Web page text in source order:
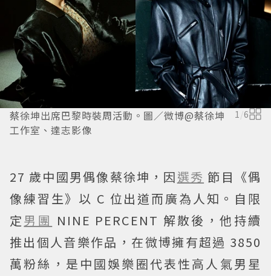
蔡徐坤出席巴黎時裝周活動。圖／微博@蔡徐坤
工作室、達志影像
1/6
27 歲中國男偶像蔡徐坤，因選秀 節目《偶
像練習生》以 C 位出道而廣為人知。自限
定男團 NINE PERCENT 解散後，他持續
推出個人音樂作品，在微博擁有超過 3850
萬粉絲，是中國娛樂圈代表性高人氣男星